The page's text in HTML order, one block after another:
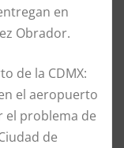
en
Obrador.
de la CDMX:
el aeropuerto
el problema de
de